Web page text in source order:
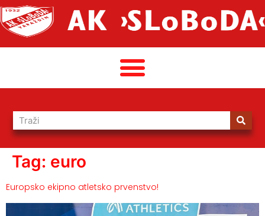
Tag: euro
Europsko ekipno atletsko prvenstvo!